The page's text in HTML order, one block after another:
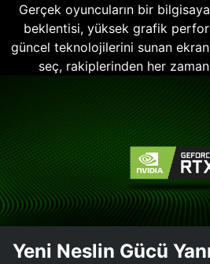
Gerçek oyuncuların bir
beklentisi, yüksek grafik
güncel teknolojilerini sunan
seç, rakiplerinden her
Yeni Neslin Gücü